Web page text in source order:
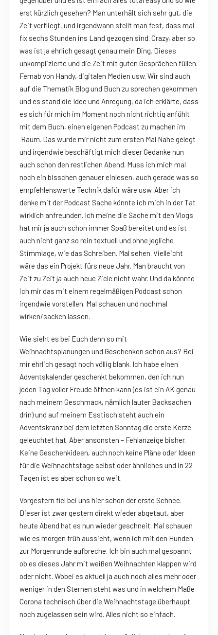
erst kürzlich gesehen? Man unterhält sich sehr gut, die
Zeit verfliegt, und irgendwann stellt man fest, dass mal
fix sechs Stunden ins Land gezogen sind. Crazy, aber so
was ist ja ehrlich gesagt genau mein Ding. Dieses
unkomplizierte und die Zeit mit guten Gesprächen füllen.
Fernab von Handy, digitalen Medien usw. Wir sind auch
auf die Thematik Blog und Buch zu sprechen gekommen
und es stand die Idee und Anregung, da ich erklärte, dass
es sich für mich im Moment noch nicht richtig anfühlt
mit dem Buch, einen eigenen Podcast zu machen im
Raum. Das wurde mir nicht zum ersten Mal Nahe gelegt
und irgendwie beschäftigt mich dieser Gedanke nun
auch schon den restlichen Abend. Muss ich mich mal
noch ein bisschen genauer einlesen, auch gerade was so
empfehlenswerte Technik dafür wäre usw. Aber ich
denke mit der Podcast Sache könnte ich mich in der Tat
wirklich anfreunden. Ich meine die Sache mit den Vlogs
hat mir ja auch schon immer Spaß bereitet und es ist
auch nicht ganz so rein textuell und ohne jegliche
Stimmlage, wie das Schreiben. Mal sehen. Vielleicht
wäre das ein Projekt fürs neue Jahr. Man braucht von
Zeit zu Zeit ja auch neue Ziele nicht wahr. Und da könnte
ich mir das mit einem regelmäßigen Podcast schon
irgendwie vorstellen. Mal schauen und nochmal
wirken/sacken lassen.
Wie sieht es bei Euch denn so mit
Weihnachtsplanungen und Geschenken schon aus? Bei
mir ehrlich gesagt noch völlig blank. Ich habe einen
Adventskalender geschenkt bekommen, den ich nun
jeden Tag voller Freude öffnen kann (es ist ein AK genau
nach meinem Geschmack, nämlich lauter Backsachen
drin) und auf meinem Esstisch steht auch ein
Adventskranz bei dem letzten Sonntag die erste Kerze
geleuchtet hat. Aber ansonsten – Fehlanzeige bisher.
Keine Geschenkideen, auch noch keine Pläne oder Ideen
für die Weihnachtstage selbst oder ähnliches und in 22
Tagen ist es aber schon so weit.
Vorgestern fiel bei uns hier schon der erste Schnee.
Dieser ist zwar gestern direkt wieder abgetaut, aber
heute Abend hat es nun wieder geschneit. Mal schauen
wie es morgen früh aussieht, wenn ich mit den Hunden
zur Morgenrunde aufbreche. Ich bin auch mal gespannt
ob es dieses Jahr mit weißen Weihnachten klappen wird
oder nicht. Wobei es aktuell ja auch noch alles mehr oder
weniger in den Sternen steht was und in welchem Maße
Corona technisch über die Weihnachtstage überhaupt
noch zugelassen sein wird. Alles nicht so einfach.